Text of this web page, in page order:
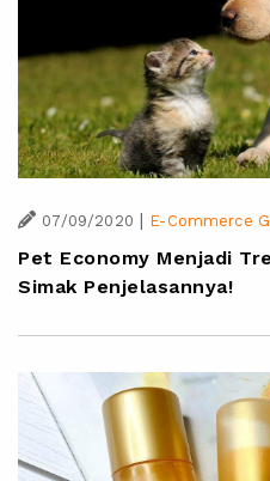
07/09/2020 E-Commerce
Pet Economy Menjadi
Simak Penjelasannya!